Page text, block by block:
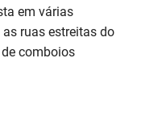
em várias
ruas estreitas do
comboios